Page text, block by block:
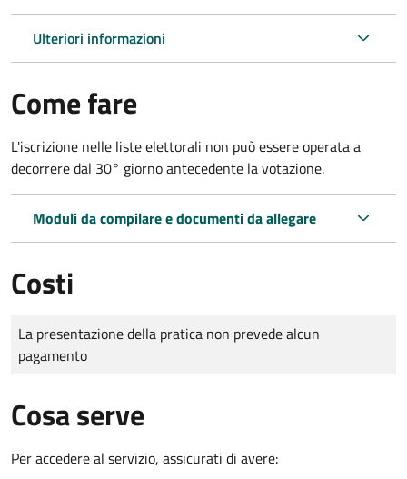
Ulteriori informazioni
Come fare
L'iscrizione nelle liste elettorali non può essere operata a
decorrere dal 30° giorno antecedente la votazione.
Moduli da compilare e documenti da allegare
Costi
Tipo di pagamento
Importo
La presentazione della pratica non prevede alcun
pagamento
Cosa serve
Per accedere al servizio, assicurati di avere: